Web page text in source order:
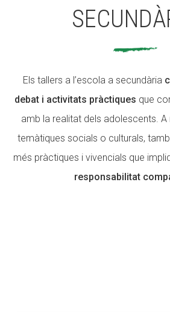
Els tallers a l’escola a secundària
debat i activitats pràctiques que
amb la realitat dels adolescents.
temàtiques socials o culturals,
més pràctiques i vivencials que
responsabilitat
ACCIÓ SOCIAL I
ESPLAIS
SUPORT TERCER